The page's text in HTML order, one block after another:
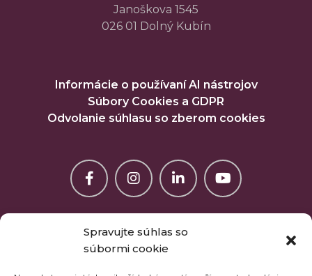
Spravujte súhlas so
súbormi cookie
Janoškova 1545
026 01 Dolný Kubín
Informácie o používaní AI nástrojov
Súbory Cookies a GDPR
Odvolanie súhlasu so zberom cookies